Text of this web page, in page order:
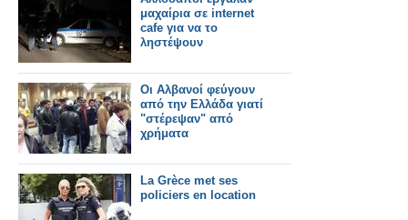
μαχαίρια σε internet
cafe για να το
ληστέψουν
Οι Αλβανοί φεύγουν
από την Ελλάδα γιατί
"στέρεψαν" από
χρήματα
La Grèce met ses
policiers en location